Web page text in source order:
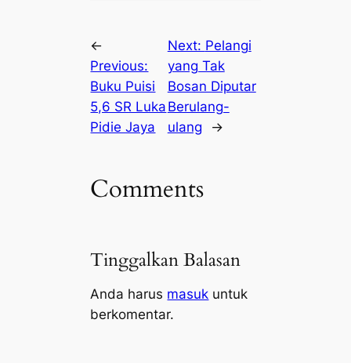
←
Previous:
Buku Puisi
5,6 SR Luka
Pidie Jaya
Next: Pelangi
yang Tak
Bosan Diputar
Berulang-
ulang
→
Comments
Tinggalkan Balasan
Anda harus masuk untuk
berkomentar.